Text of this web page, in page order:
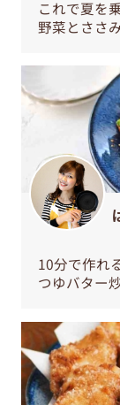
10分で作れ
つゆバター